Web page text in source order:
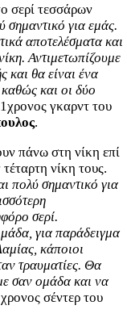
σερί τεσσάρων
σημαντικό για εμάς.
αποτελέσματα και
Αντιμετωπίζουμε
και θα είναι ένα
και οι δύο
γκαρντ του
.
πάνω στη νίκη επί
νίκη τους.
πολύ σημαντικό για
σερί.
για παράδειγμα
κάποιοι
τραυματίες. Θα
σαν ομάδα και να
σέντερ του